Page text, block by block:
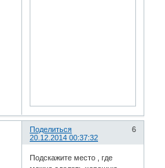
Поделиться
6
20.12.2014 00:37:32
Подскажите место , где